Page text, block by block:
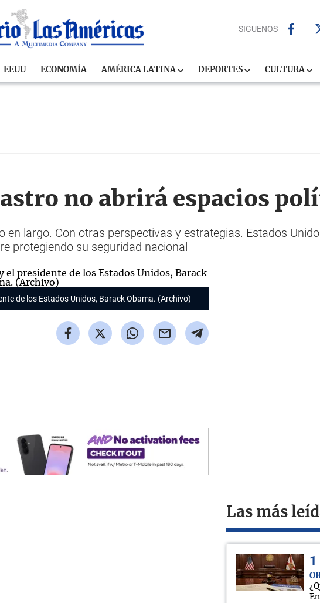
SIGUENOS
EEUU ECONOMÍA AMÉRICA LATINA DEPORTES CULTURA
no abrirá espacios
en largo. Con otras perspectivas y estrategias. Estados
protegiendo su seguridad nacional
de los Estados Unidos, Barack Obama. (Archivo)
Las más